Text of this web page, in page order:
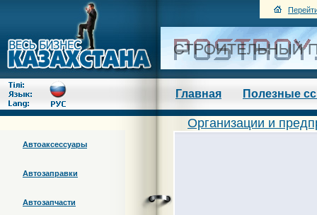
Главная Полезные
Автоаксессуары
Автозаправки
Автозапчасти
Организации и